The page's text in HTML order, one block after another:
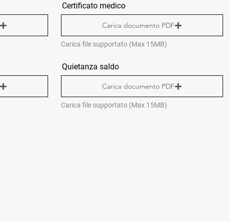
Certificato medico
Carica documento PDF
Carica file supportato (Max 15MB)
Quietanza saldo
Carica documento PDF
Carica file supportato (Max 15MB)